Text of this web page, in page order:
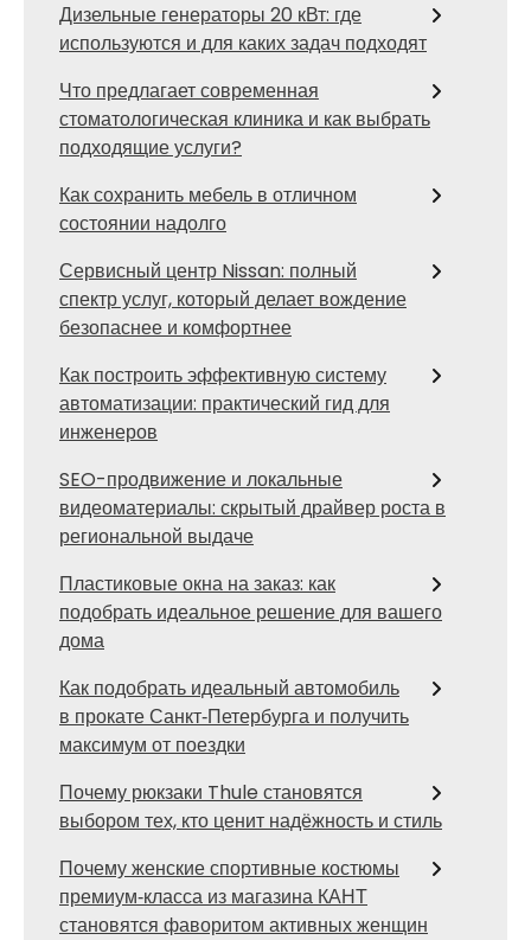
Дизельные генераторы 20 кВт: где
используются и для каких задач подходят
Что предлагает современная
стоматологическая клиника и как выбрать
подходящие услуги?
Как сохранить мебель в отличном
состоянии надолго
Сервисный центр Nissan: полный
спектр услуг, который делает вождение
безопаснее и комфортнее
Как построить эффективную систему
автоматизации: практический гид для
инженеров
SEO-продвижение и локальные
видеоматериалы: скрытый драйвер роста в
региональной выдаче
Пластиковые окна на заказ: как
подобрать идеальное решение для вашего
дома
Как подобрать идеальный автомобиль
в прокате Санкт‑Петербурга и получить
максимум от поездки
Почему рюкзаки Thule становятся
выбором тех, кто ценит надёжность и стиль
Почему женские спортивные костюмы
премиум‑класса из магазина КАНТ
становятся фаворитом активных женщин